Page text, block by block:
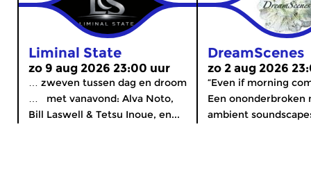
Liminal State
zo 9 aug 2026 23:00 uur
… zweven tussen dag en droom
… met vanavond: Alva Noto,
Bill Laswell & Tetsu Inoue, en...
DreamScenes
zo 2 aug 2026
“Even if morning
Een ononderbroken
ambient